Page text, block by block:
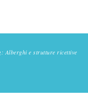
Alberghi e strutture ricettive